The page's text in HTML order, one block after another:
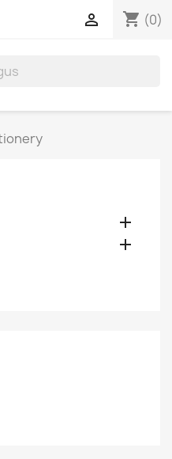
shopping_cart (0)


